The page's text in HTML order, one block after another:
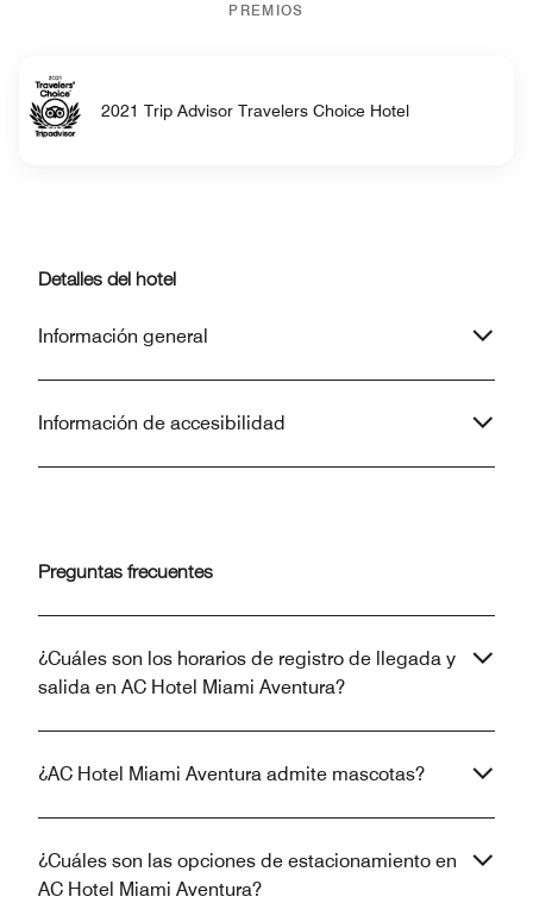
PREMIOS
2021 Trip Advisor Travelers Choice Hotel
Detalles del hotel
Información general
Información de accesibilidad
Preguntas frecuentes
¿Cuáles son los horarios de registro de llegada y
salida en AC Hotel Miami Aventura?
¿AC Hotel Miami Aventura admite mascotas?
¿Cuáles son las opciones de estacionamiento en
AC Hotel Miami Aventura?